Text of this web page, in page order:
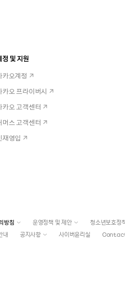
정 및 지원
카오계정
카오 프라이버시
카오 고객센터
머스 고객센터
재영입
방침 운영정책 및 제안
청소년보호정
내 공지사항 사이버윤리실